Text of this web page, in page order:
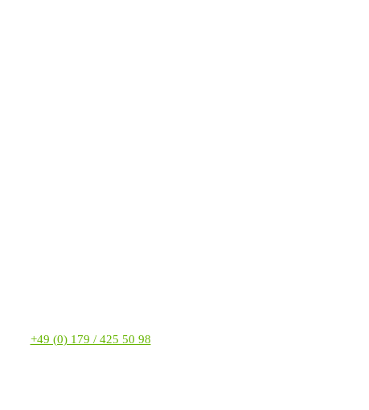
+49 (0) 179 / 425 50 98